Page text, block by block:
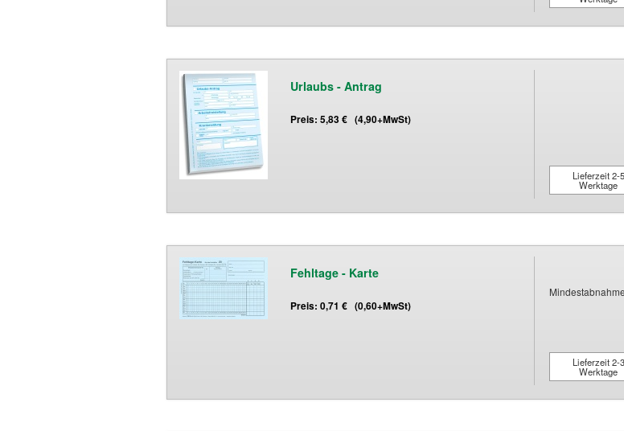
Urlaubs - Antrag
Preis: 5,83 € (4,90+MwSt)
Lieferzeit 2-5
Werktage
Fehltage - Karte
Preis: 0,71 € (0,60+MwSt)
Lieferzeit 2-3
Werktage